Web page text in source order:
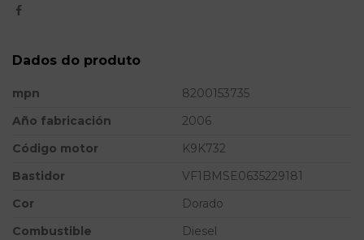
Dados do produto
mpn
8200153735
Año fabricación
2006
Código motor
K9K732
Bastidor
VF1BMSE0635229181
Cor
Dorado
Combustible
Diesel